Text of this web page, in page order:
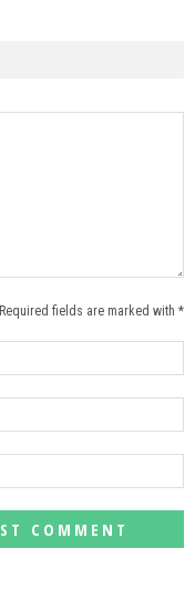
fields are marked with *